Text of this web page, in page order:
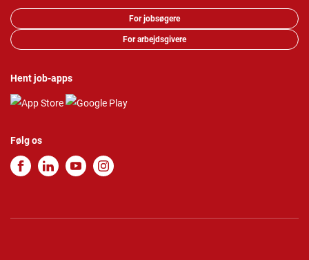
For jobsøgere
For arbejdsgivere
Hent job-apps
Følg os